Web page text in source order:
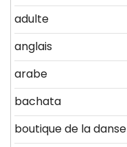
adulte
anglais
arabe
bachata
boutique de la danse